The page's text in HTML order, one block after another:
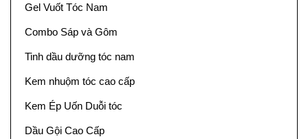
Gel Vuốt Tóc Nam
Combo Sáp và Gôm
Tinh dầu dưỡng tóc nam
Kem nhuộm tóc cao cấp
Kem Ép Uốn Duỗi tóc
Dầu Gội Cao Cấp